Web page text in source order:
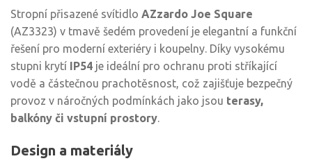
Stropní přisazené svítidlo AZzardo Joe Square
(AZ3323) v tmavě šedém provedení je elegantní a funkční
řešení pro moderní exteriéry i koupelny. Díky vysokému
stupni krytí IP54 je ideální pro ochranu proti stříkající
vodě a částečnou prachotěsnost, což zajišťuje bezpečný
provoz v náročných podmínkách jako jsou terasy,
balkóny či vstupní prostory.
Design a materiály